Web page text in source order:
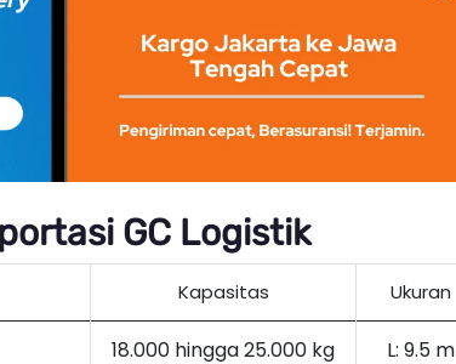
GC Logistik
Kapasitas Ukuran
18.000 hingga 25.000 kg L: 9.5 m